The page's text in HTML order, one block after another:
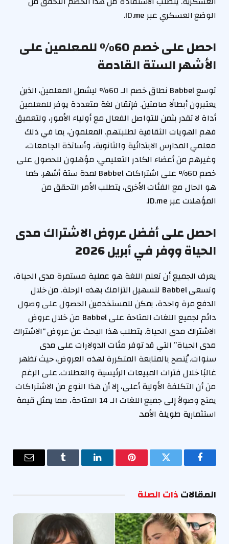
الوضع العسكري عبر ID.me.
احصل على خصم 60% للمعلمين على
الأشهر الستة القادمة
توسع Babbel نطاق خصم الـ 60% ليشمل المعلمين، الذين
يعتبرون أبطالًا صامتين. فإتقان لغة متعددة يوفر للمعلمين
أداة لا تقدر بثمن للتواصل الفعال مع أولياء الأمور، ولتعميق
فهم الهويات الثقافية لطلبتهم. المعلمون، بما في ذلك
معلمي المدارس الابتدائية والثانوية، وأساتذة الجامعات،
وغيرهم من أعضاء الكادر التعليمي، مؤهلون للحصول على
خصم 60% على اشتراكات Babbel لمدة ستة أشهر. كما
هو الحال مع الفئات الأخرى، يتطلب الأمر التحقق من
المؤهلات عبر ID.me.
احصل على أفضل عروض الاشتراك مدى
الحياة ووفر في أبريل 2026
يعرف الجميع أن تعلم اللغة هو عملية مستمرة مدى الحياة،
وتسعى Babbel لتسهيل التزامك بهذه الرحلة. من خلال
الدفع مرة واحدة، يمكن للمستخدمين الحصول على وصول
دائم لجميع اللغات المتاحة على Babbel من خلال عروض
الاشتراك مدى الحياة. يتطلب هذا البحث عن عروض “الاشتراك
مدى الحياة” التي قد توفر مئات الدولارات على مدى
سنوات. يُنصح بالمتابعة المتكررة لهذه العروض، حيث تظهر
غالبًا خلال فترات المبيعات الرئيسية والعطلات. على الرغم
من أن التكلفة الأولية أعلى، إلا أن هذا النوع من الاشتراكات
يمنح وصولاً إلى جميع اللغات الـ 14 المتاحة، مما يمثل قيمة
استثمارية طويلة الأمد.
فيسبوك تويتر بينتيريستلينكدإن Tumblr
البريد
المقالاتذات الصلة